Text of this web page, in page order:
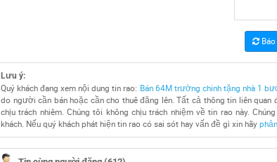
Báo
Lưu ý:
Quý khách đang xem nội dung tin rao: Bán 64M trường chinh tặng nhà 1
do người cần bán hoặc cần cho thuê đăng lên. Tất cả thông tin liên
chịu trách nhiêm. Chúng tôi không chịu trách nhiệm về tin rao này.
khách. Nếu quý khách phát hiện tin rao có sai sót hay vấn đề gì xin hãy